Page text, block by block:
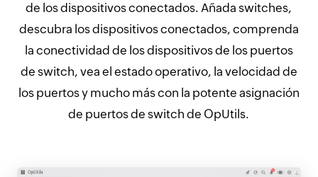
de los dispositivos conectados. Añada switches,
descubra los dispositivos conectados, comprenda
la conectividad de los dispositivos de los puertos
de switch, vea el estado operativo, la velocidad de
los puertos y mucho más con la potente asignación
de puertos de switch de OpUtils.